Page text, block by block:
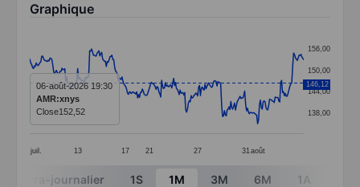
Graphique
Line chart with 298 data points.
The chart has 1 X axis displaying categories.
The chart has 1 Y axis displaying values. Data
juil. 13 17 21 27 31 août
138,00
144,00
150,00
156,00
146,12
06-août-2026 19:30
AMR:xnys
Close152,52
End of interactive chart.
Intra-journalier 1S 1M 3M 6M 1A